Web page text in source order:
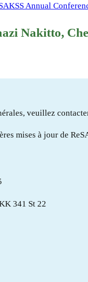
Annual
Nakitto,
veuillez
mises à jour de
341 St 22